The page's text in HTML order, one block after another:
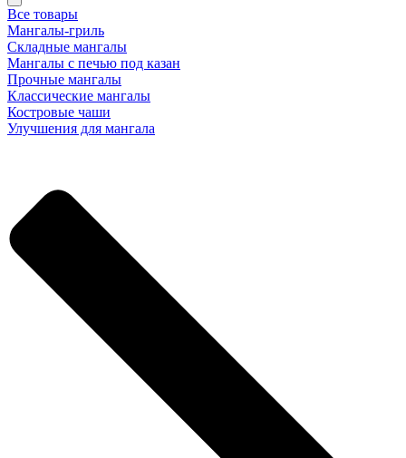
Все товары
Мангалы-гриль
Складные мангалы
Мангалы с печью под казан
Прочные мангалы
Классические мангалы
Костровые чаши
Улучшения для мангала